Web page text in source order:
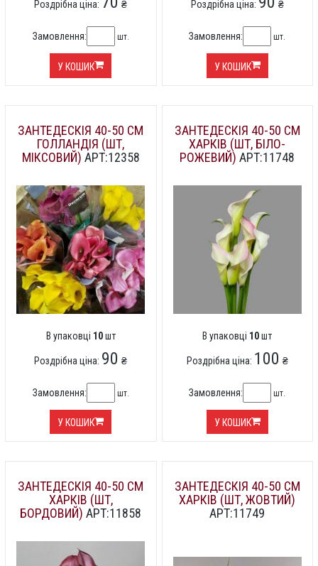
Роздрібна ціна: ₴
Замовлення: шт.
У КОШИК
Роздрібна ціна: ₴
Замовлення: шт.
У КОШИК
ЗАНТЕДЕСКІЯ 40-50 СМ
ГОЛЛАНДІЯ (ШТ,
МІКСОВИЙ) АРТ:12358
В упаковці 10шт
Роздрібна ціна: 90 ₴
Замовлення: шт.
У КОШИК
ЗАНТЕДЕСКІЯ 40-50 СМ
ХАРКІВ (ШТ, БІЛО-
РОЖЕВИЙ) АРТ:11748
В упаковці 10шт
Роздрібна ціна: 100 ₴
Замовлення: шт.
У КОШИК
ЗАНТЕДЕСКІЯ 40-50 СМ
ХАРКІВ (ШТ,
БОРДОВИЙ) АРТ:11858
ЗАНТЕДЕСКІЯ 40-50 СМ
ХАРКІВ (ШТ, ЖОВТИЙ)
АРТ:11749